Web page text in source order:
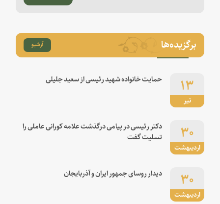
برگزیده‌ها آرشیو
تیر
۱۳ حمایت خانواده شهید رئیسی از سعید جلیلی
اردیبهشت
۳۰
دکتر رئیسی در پیامی درگذشت علامه کورانی عاملی را
تسلیت گفت
اردیبهشت
۳۰ دیدار روسای جمهور ایران و آذربایجان